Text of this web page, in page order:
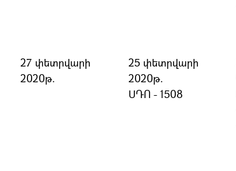
27 փետրվարի
2020թ.
25 փետրվարի
2020թ.
ՍԴՈ - 1508